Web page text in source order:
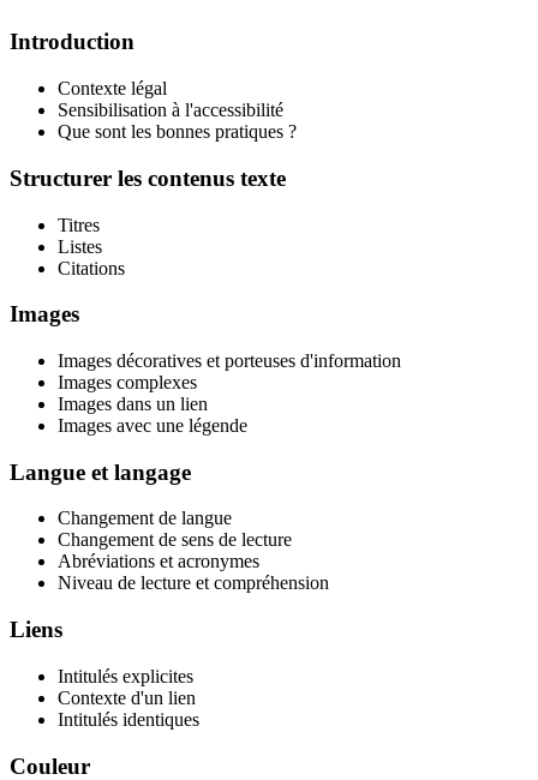
Introduction
Contexte légal
Sensibilisation à l'accessibilité
Que sont les bonnes pratiques ?
Structurer les contenus texte
Titres
Listes
Citations
Images
Images décoratives et porteuses d'information
Images complexes
Images dans un lien
Images avec une légende
Langue et langage
Changement de langue
Changement de sens de lecture
Abréviations et acronymes
Niveau de lecture et compréhension
Liens
Intitulés explicites
Contexte d'un lien
Intitulés identiques
Couleur